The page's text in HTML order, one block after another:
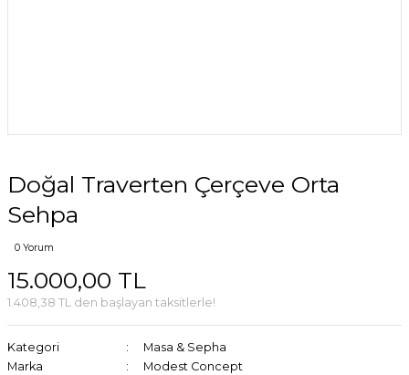
Doğal Traverten Çerçeve Orta
Sehpa
0 Yorum
15.000,00 TL
1.408,38 TL den başlayan taksitlerle!
Kategori
Masa & Sepha
Marka
Modest Concept